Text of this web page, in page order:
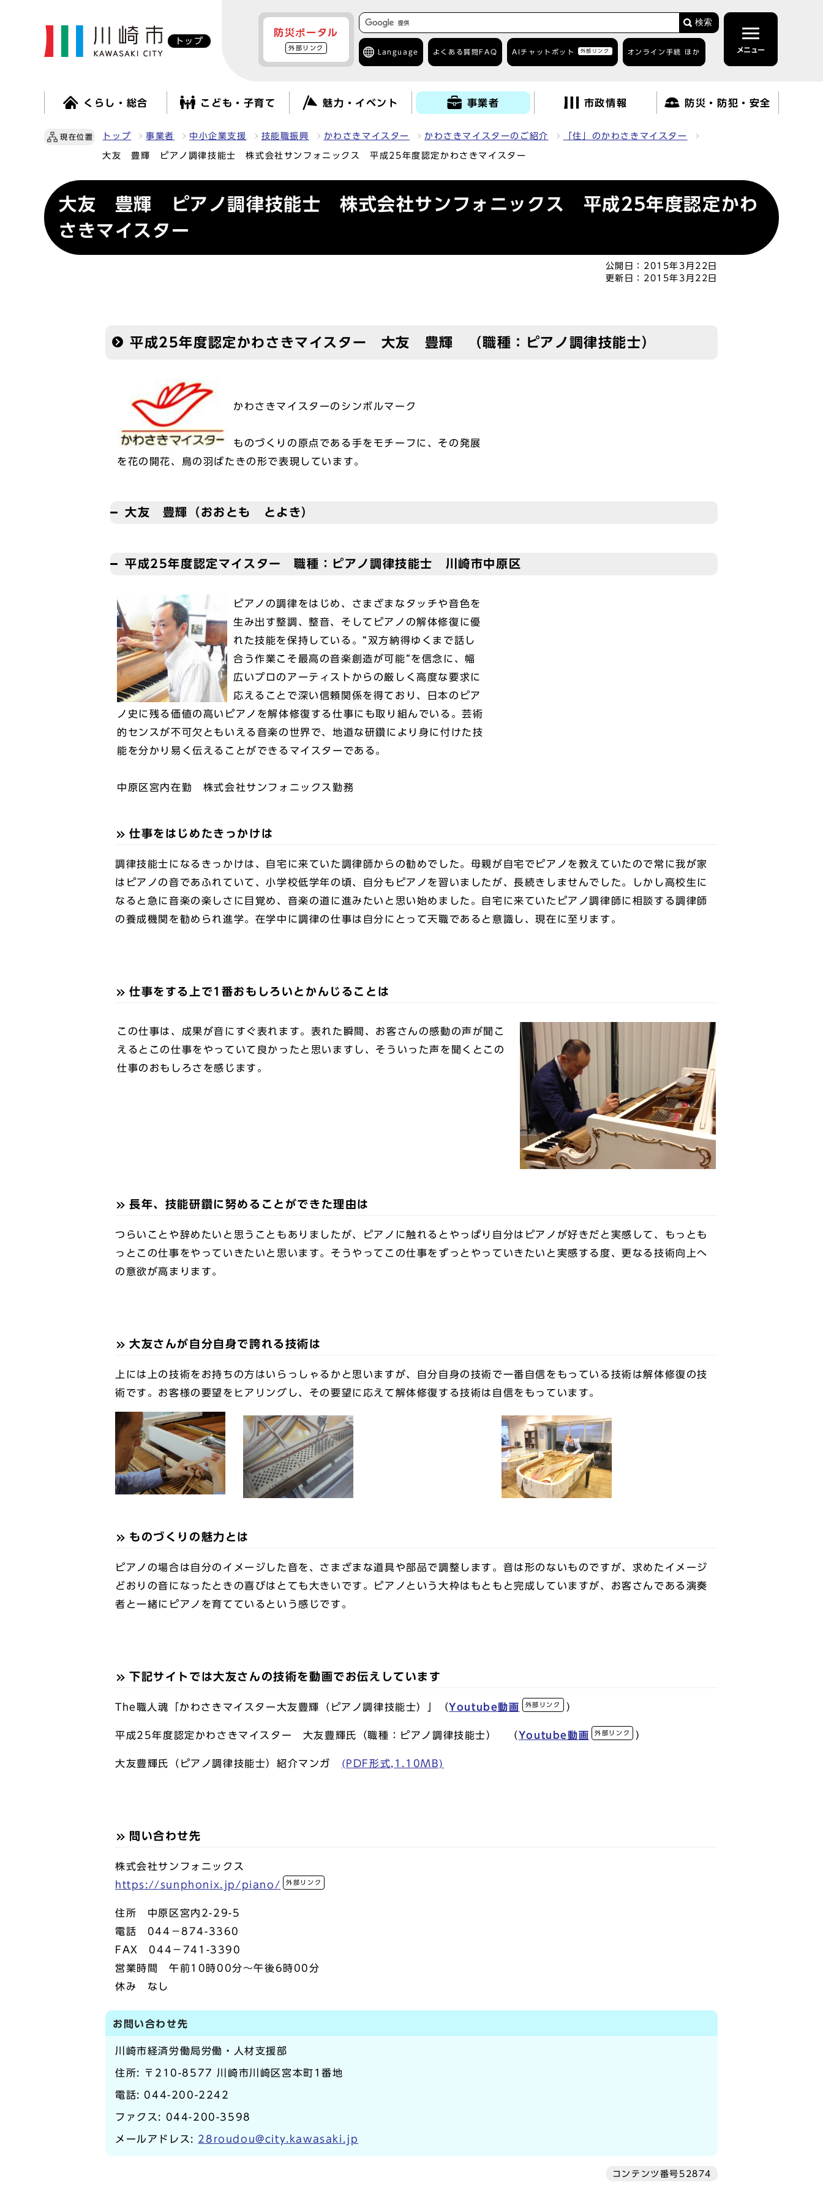
トップ
防災ポータル
外部リンク
検索
Language よくある質問 FAQ AIチャットボット 外部リンク オンライン手続 ほか メニュー
くらし・総合 こども・子育て 魅力・イベント 事業者 市政情報 防災・防犯・安全
現在位置 トップ 事業者 中小企業支援 技能職振興 かわさきマイスター かわさきマイスターのご紹介 「住」のかわさきマイスター
大友 豊輝 ピアノ調律技能士 株式会社サンフォニックス 平成25年度認定かわさきマイスター
大友 豊輝 ピアノ調律技能士 株式会社サンフォニックス 平成25年度認定かわ
さきマイスター
公開日： 2015年3月22日
更新日： 2015年3月22日
平成25年度認定かわさきマイスター 大友 豊輝 （職種：ピアノ調律技能士）
かわさきマイスターのシンボルマーク
ものづくりの原点である手をモチーフに、その発展
を花の開花、鳥の羽ばたきの形で表現しています。
大友 豊輝（おおとも とよき）
平成25年度認定マイスター 職種：ピアノ調律技能士 川崎市中原区
ピアノの調律をはじめ、さまざまなタッチや音色を
生み出す整調、整音、そしてピアノの解体修復に優
れた技能を保持している。“双方納得ゆくまで話し
合う作業こそ最高の音楽創造が可能”を信念に、幅
広いプロのアーティストからの厳しく高度な要求に
応えることで深い信頼関係を得ており、日本のピア
ノ史に残る価値の高いピアノを解体修復する仕事にも取り組んでいる。芸術
的センスが不可欠ともいえる音楽の世界で、地道な研鑽により身に付けた技
能を分かり易く伝えることができるマイスターである。
中原区宮内在勤 株式会社サンフォニックス勤務
仕事をはじめたきっかけは
調律技能士になるきっかけは、自宅に来ていた調律師からの勧めでした。母親が自宅でピアノを教えていたので常に我が家
はピアノの音であふれていて、小学校低学年の頃、自分もピアノを習いましたが、長続きしませんでした。しかし高校生に
なると急に音楽の楽しさに目覚め、音楽の道に進みたいと思い始めました。自宅に来ていたピアノ調律師に相談する調律師
の養成機関を勧められ進学。在学中に調律の仕事は自分にとって天職であると意識し、現在に至ります。
仕事をする上で1番おもしろいとかんじることは
この仕事は、成果が音にすぐ表れます。表れた瞬間、お客さんの感動の声が聞こ
えるとこの仕事をやっていて良かったと思いますし、そういった声を聞くとこの
仕事のおもしろさを感じます。
長年、技能研鑽に努めることができた理由は
つらいことや辞めたいと思うこともありましたが、ピアノに触れるとやっぱり自分はピアノが好きだと実感して、もっとも
っとこの仕事をやっていきたいと思います。そうやってこの仕事をずっとやっていきたいと実感する度、更なる技術向上へ
の意欲が高まります。
大友さんが自分自身で誇れる技術は
上には上の技術をお持ちの方はいらっしゃるかと思いますが、自分自身の技術で一番自信をもっている技術は解体修復の技
術です。お客様の要望をヒアリングし、その要望に応えて解体修復する技術は自信をもっています。
ものづくりの魅力とは
ピアノの場合は自分のイメージした音を、さまざまな道具や部品で調整します。音は形のないものですが、求めたイメージ
どおりの音になったときの喜びはとても大きいです。ピアノという大枠はもともと完成していますが、お客さんである演奏
者と一緒にピアノを育てているという感じです。
下記サイトでは大友さんの技術を動画でお伝えしています
The職人魂「かわさきマイスター大友豊輝（ピアノ調律技能士）」（Youtube動画 外部リンク ）
平成25年度認定かわさきマイスター 大友豊輝氏（職種：ピアノ調律技能士） （Youtube動画 外部リンク ）
大友豊輝氏（ピアノ調律技能士）紹介マンガ (PDF形式,1.10MB)
問い合わせ先
株式会社サンフォニックス
https://sunphonix.jp/piano/
外部リンク
住所 中原区宮内2-29-5
電話 044－874-3360
FAX 044－741-3390
営業時間 午前10時00分～午後6時00分
休み なし
お問い合わせ先
川崎市経済労働局労働・人材支援部
住所: 〒210-8577 川崎市川崎区宮本町1番地
電話: 044-200-2242
ファクス: 044-200-3598
メールアドレス: 28roudou@city.kawasaki.jp
コンテンツ番号52874